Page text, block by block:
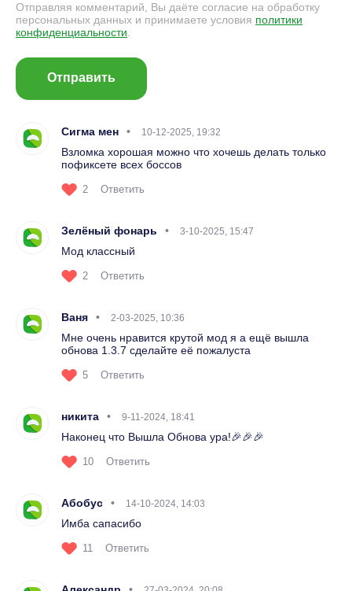
Отправляя комментарий, Вы даёте согласие на обработку
персональных данных и принимаете условия политики
конфиденциальности.
Отправить
Сигма мен 10-12-2025, 19:32
Взломка хорошая можно что хочешь делать только
пофиксете всех боссов
2 Ответить
Зелёный фонарь 3-10-2025, 15:47
Мод классный
2 Ответить
Ваня 2-03-2025, 10:36
Мне очень нравится крутой мод я а ещë вышла
обнова 1.3.7 сделайте еë пожалуста
5 Ответить
никита 9-11-2024, 18:41
Наконец что Вышла Обнова ура!🎉🎉🎉
10 Ответить
Абобус 14-10-2024, 14:03
Имба сапасибо
11 Ответить